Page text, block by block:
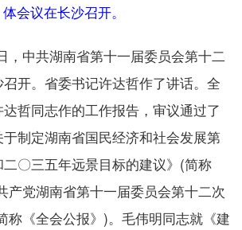
体会议在长沙召开。
中共湖南省第十一届委员会第十二
开。省委书记许达哲作了讲话。全
哲同志作的工作报告，审议通过了
于制定湖南省国民经济和社会发展第
〇三五年远景目标的建议》(简称
产党湖南省第十一届委员会第十二次
称《全会公报》)。毛伟明同志就《建